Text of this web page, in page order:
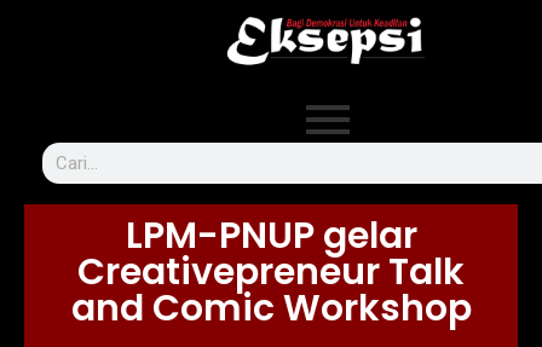
LPM-PNUP gelar
Creativepreneur Talk
and Comic Workshop